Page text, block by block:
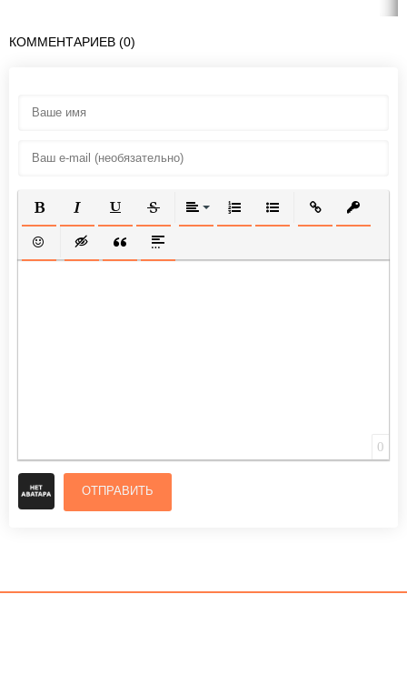
КОММЕНТАРИЕВ (0)
ПОЛУЖИРНЫЙ
КУРСИВПОДЧЕРКНУТЫЙ
ЗАЧЕРКНУТЫЙВЫРАВНИВАНИЕ
НУМЕРОВАННЫЙ СПИСОК
МАРКИРОВАННЫЙ
ВСТАВИТЬ
ВСТАВИТЬ СМАЙЛИК
ВСТАВКА СКРЫТОГО ТЕКСТА
ВСТАВКА ЦИТАТЫ
ВСТАВКА СПОЙЛЕРА
0
ОТПРАВИТЬ